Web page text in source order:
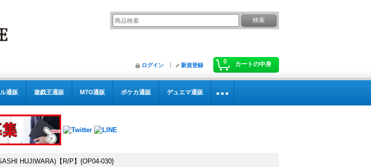
0 カートの中身
ログイン 新規登録
通販 遊戯王通販 MTG通販 ポケカ通販 デュエマ通販
HUJIWARA)【R/P】{OP04-030}